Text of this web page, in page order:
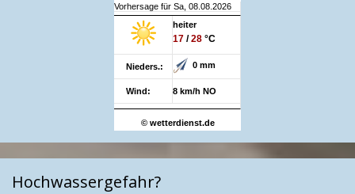
Vorhersage für Sa, 08.08.2026
heiter
17 /28 °C
Nieders.: 0 mm
Wind: 8 km/h NO
© wetterdienst.de
Hochwassergefahr?